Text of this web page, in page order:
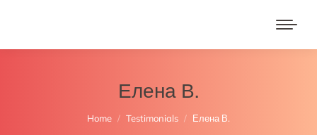
Елена В.
You are here:
Home Testimonials Елена В.